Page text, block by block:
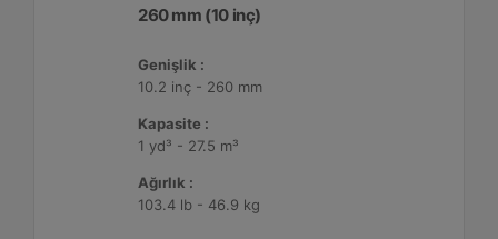
260 mm (10 inç)
Genişlik :
10.2 inç - 260 mm
Kapasite :
1 yd³ - 27.5 m³
Ağırlık :
103.4 lb - 46.9 kg